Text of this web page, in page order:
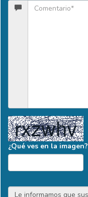
¿Qué ves en la imagen?